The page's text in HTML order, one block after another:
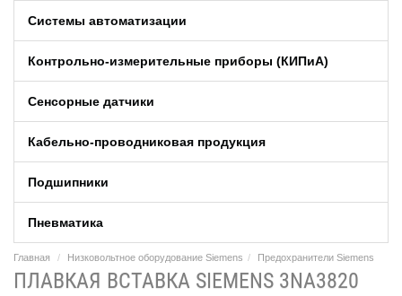
Системы автоматизации
Контрольно-измерительные приборы (КИПиA)
Сенсорные датчики
Кабельно-проводниковая продукция
Подшипники
Пневматика
Главная Низковольтное оборудование Siemens Предохранители Siemens
ПЛАВКАЯ ВСТАВКА SIEMENS 3NA3820